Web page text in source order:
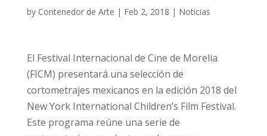
by Contenedor de Arte | Feb 2, 2018 | Noticias
El Festival Internacional de Cine de Morelia
(FICM) presentará una selección de
cortometrajes mexicanos en la edición 2018 del
New York International Children’s Film Festival.
Este programa reúne una serie de